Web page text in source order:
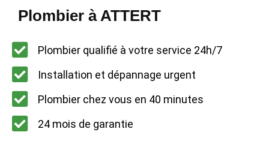
Plombier à ATTERT
Plombier qualifié à votre service 24h/7
Installation et dépannage urgent
Plombier chez vous en 40 minutes
24 mois de garantie